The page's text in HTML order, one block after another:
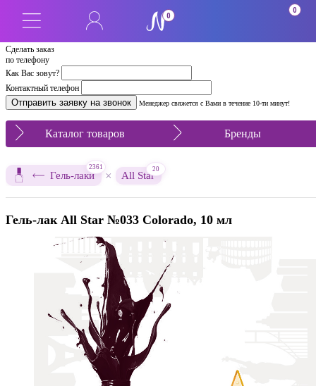
Сделать заказ
по телефону
Как Вас зовут?
Контактный телефон
Менеджер свяжется с Вами в течение 10-ти минут!
0
0
Каталог товаров Бренды
Гель-лаки
2361
× All Star
20
Гель-лак All Star №033 Colorado, 10 мл